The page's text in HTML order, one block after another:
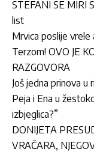
STEFANI SE MIRI
list
Mrvica poslije vrele
Terzom! OVO JE
RAZGOVORA
Još jedna prinova u
Peja i Ena u
izbjeglica?”
DONIJETA
VRAČARA,